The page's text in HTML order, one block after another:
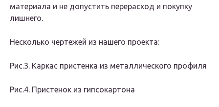
материала и не допустить перерасход и покупку
лишнего.
Несколько чертежей из нашего проекта:
Рис.3. Каркас пристенка из металлического профиля
Рис.4. Пристенок из гипсокартона